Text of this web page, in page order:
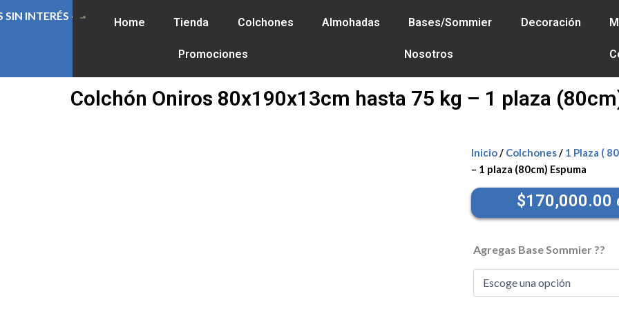
OFF ABONANDO CON EFECTIVO O TRANSFERENCIA - PAGÁ HASTA EN 6 CUOTAS SIN INTERÉS - 25% OFF
Home Tienda Colchones Almohadas Bases/Sommier Decoración
Promociones Nosotros
Colchón Oniros 80x190x13cm hasta 75 kg – 1 plaza
Inicio/ Colchones/ 1 Plaza (
– 1 plaza (80cm) Espuma
$170,000.00
Agregas Base Sommier ??
Colchón
80x190x13cm
kg